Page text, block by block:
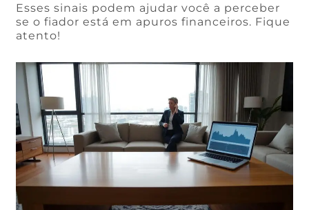
Esses sinais podem ajudar você a perceber
se o fiador está em apuros financeiros. Fique
atento!